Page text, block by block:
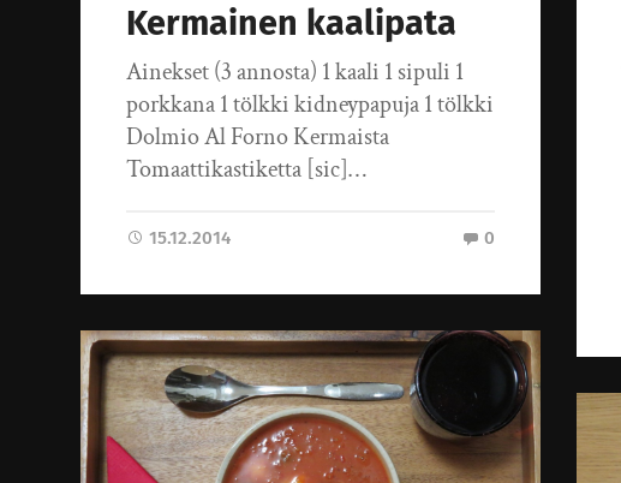
Kermainen kaalipata
Ainekset (3 annosta) 1 kaali 1 sipuli 1
porkkana 1 tölkki kidneypapuja 1 tölkki
Dolmio Al Forno Kermaista
Tomaattikastiketta [sic]…
15.12.2014 0